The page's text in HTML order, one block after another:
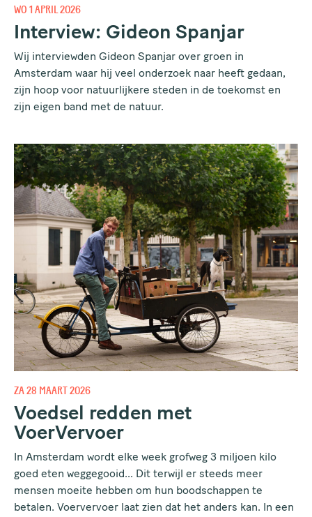
WO 1 APRIL 2026
Interview: Gideon Spanjar
Wij interviewden Gideon Spanjar over groen in
Amsterdam waar hij veel onderzoek naar heeft gedaan,
zijn hoop voor natuurlijkere steden in de toekomst en
zijn eigen band met de natuur.
ZA 28 MAART 2026
Voedsel redden met
VoerVervoer
In Amsterdam wordt elke week grofweg 3 miljoen kilo
goed eten weggegooid... Dit terwijl er steeds meer
mensen moeite hebben om hun boodschappen te
betalen. Voervervoer laat zien dat het anders kan. In een
Meld je aan voor de